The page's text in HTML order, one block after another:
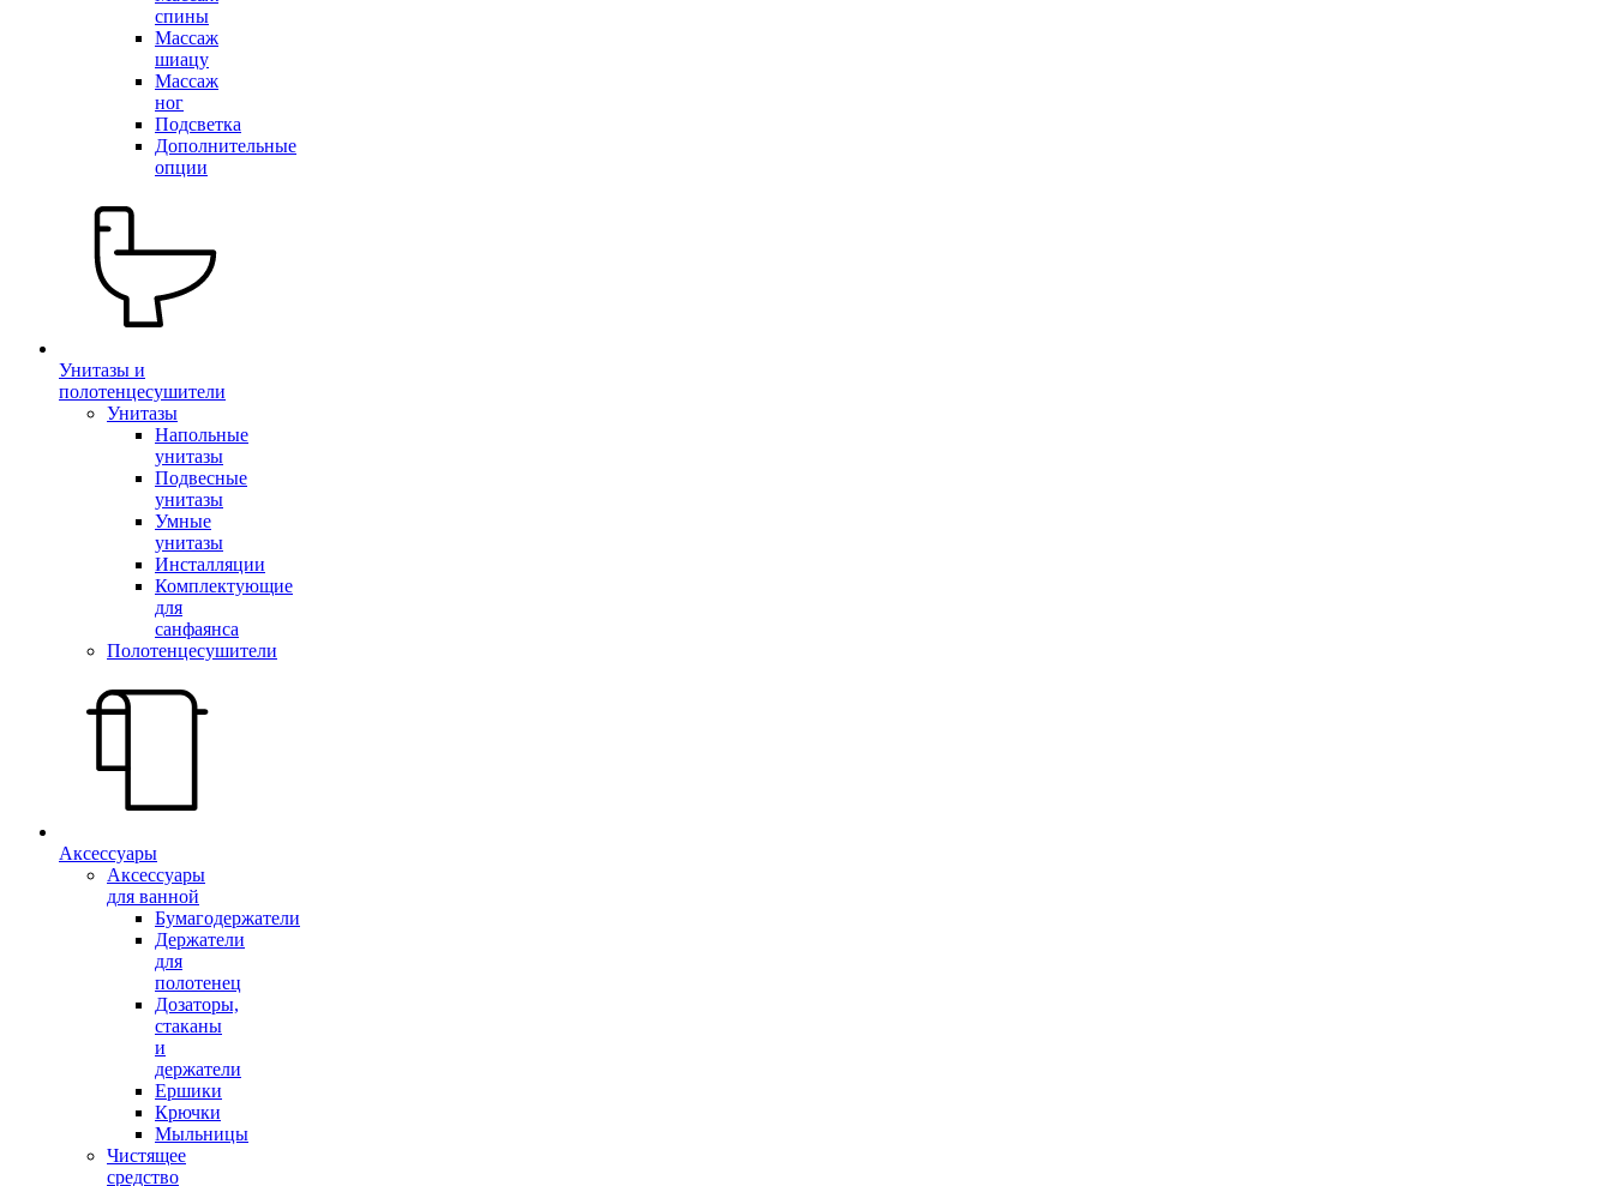
спины
Массаж
шиацу
Массаж
ног
Подсветка
Дополнительные
опции
Унитазы и
полотенцесушители
Унитазы
Напольные
унитазы
Подвесные
унитазы
Умные
унитазы
Инсталляции
Комплектующие
для
санфаянса
Полотенцесушители
Аксессуары
Аксессуары
для ванной
Бумагодержатели
Держатели
для
полотенец
Дозаторы,
стаканы
и
держатели
Ершики
Крючки
Мыльницы
Чистящее
средство